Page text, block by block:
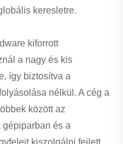
keresletre.
kiforrott
a nagy és kis
így biztosítva a
nélkül. A cég a
között az
és a